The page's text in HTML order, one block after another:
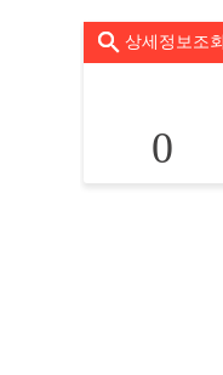
상세정보조회
0